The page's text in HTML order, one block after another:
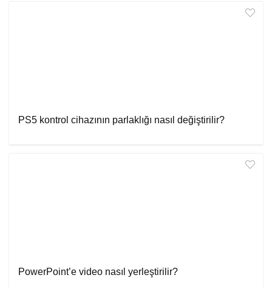
PS5 kontrol cihazının parlaklığı nasıl değiştirilir?
PowerPoint’e video nasıl yerleştirilir?